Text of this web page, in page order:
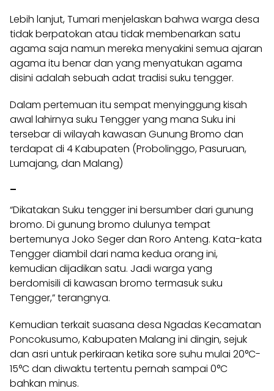
Lebih lanjut, Tumari menjelaskan bahwa warga desa
tidak berpatokan atau tidak membenarkan satu
agama saja namun mereka menyakini semua ajaran
agama itu benar dan yang menyatukan agama
disini adalah sebuah adat tradisi suku tengger.
Dalam pertemuan itu sempat menyinggung kisah
awal lahirnya suku Tengger yang mana Suku ini
tersebar di wilayah kawasan Gunung Bromo dan
terdapat di 4 Kabupaten (Probolinggo, Pasuruan,
Lumajang, dan Malang)
–
“Dikatakan Suku tengger ini bersumber dari gunung
bromo. Di gunung bromo dulunya tempat
bertemunya Joko Seger dan Roro Anteng. Kata-kata
Tenggerdiambil dari nama kedua orang ini,
kemudian dijadikan satu. Jadi warga yang
berdomisili di kawasan bromo termasuk suku
Tengger,” terangnya.
Kemudian terkait suasana desa Ngadas Kecamatan
Poncokusumo, Kabupaten Malang ini dingin, sejuk
dan asri untuk perkiraan ketika sore suhu mulai 20°C-
15°C dan diwaktu tertentu pernah sampai 0°C
bahkan minus.